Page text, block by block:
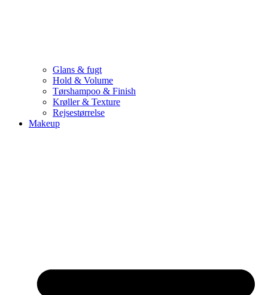
Glans & fugt
Hold & Volume
Tørshampoo & Finish
Krøller & Texture
Rejsestørrelse
Makeup